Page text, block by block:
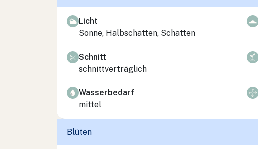
Licht
Sonne, Halbschatten, Schatten
Schnitt
schnittverträglich
Wasserbedarf
mittel
Blüten